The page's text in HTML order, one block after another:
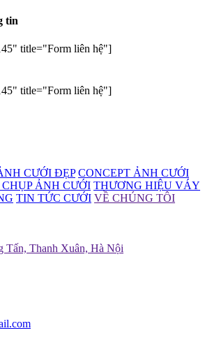
tin
title="Form liên hệ"]
title="Form liên hệ"]
CƯỚI ĐẸP CONCEPT ẢNH CƯỚI
CHỤP ẢNH CƯỚI THƯƠNG HIỆU VÁY
TIN TỨC CƯỚI VỀ CHÚNG TÔI
Tấn, Thanh Xuân, Hà Nội